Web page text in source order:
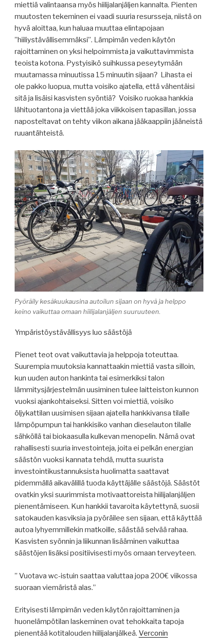
miettiä valintaansa myös hiilijalanjäljen kannalta. Pienten
muutosten tekeminen ei vaadi suuria resursseja, niistä on
hyvä aloittaa, kun haluaa muuttaa elintapojaan
”hiiliystävällisemmäksi”. Lämpimän veden käytön
rajoittaminen on yksi helpoimmista ja vaikuttavimmista
teoista kotona. Pystyisikö suihkussa peseytymään
muutamassa minuutissa 15 minuutin sijaan? Lihasta ei
ole pakko luopua, mutta voisiko ajatella, että vähentäisi
sitä ja lisäisi kasvisten syöntiä? Voisiko ruokaa hankkia
lähituotantona ja viettää joka viikkoisen tapasillan, jossa
naposteltavat on tehty viikon aikana jääkaappiin jääneistä
ruuantähteistä.
Pyöräily kesäkuukausina autoilun sijaan on hyvä ja helppo
keino vaikuttaa omaan hiilijalanjäljen suuruuteen.
Ympäristöystävällisyys luo säästöjä
Pienet teot ovat vaikuttavia ja helppoja toteuttaa.
Suurempia muutoksia kannattaakin miettiä vasta silloin,
kun uuden auton hankinta tai esimerkiksi talon
lämmitysjärjestelmän uusiminen tulee laitteiston kunnon
vuoksi ajankohtaiseksi. Sitten voi miettiä, voisiko
öljykattilan uusimisen sijaan ajatella hankkivansa tilalle
lämpöpumpun tai hankkisiko vanhan dieselauton tilalle
sähköllä tai biokaasulla kulkevan menopelin. Nämä ovat
rahallisesti suuria investointeja, joita ei pelkän energian
säästön vuoksi kannata tehdä, mutta suurista
investointikustannuksista huolimatta saattavat
pidemmällä aikavälillä tuoda käyttäjälle säästöjä. Säästöt
ovatkin yksi suurimmista motivaattoreista hiilijalanjäljen
pienentämiseen. Kun hankkii tavaroita käytettynä, suosii
satokauden kasviksia ja pyöräilee sen sijaan, että käyttää
autoa lyhyemmillekin matkoille, säästää selvää rahaa.
Kasvisten syönnin ja liikunnan lisääminen vaikuttaa
säästöjen lisäksi positiivisesti myös omaan terveyteen.
” Vuotava wc-istuin saattaa valuttaa jopa 200€ viikossa
suoraan viemäristä alas.”
Erityisesti lämpimän veden käytön rajoittaminen ja
huonelämpötilan laskeminen ovat tehokkaita tapoja
pienentää kotitalouden hiilijalanjälkeä. Verconin